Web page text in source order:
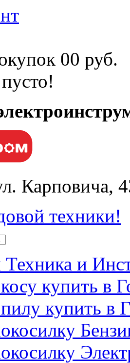
00 руб.
Карповича,
техники!
Техника и
купить в
купить в